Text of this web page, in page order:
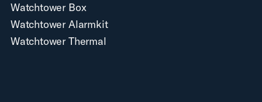
Watchtower Box
Watchtower Alarmkit
Watchtower Thermal